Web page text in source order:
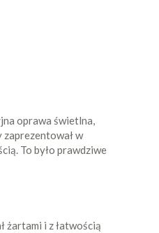
oprawa świetlna,
zaprezentował w
To było prawdziwe
żartami i z łatwością